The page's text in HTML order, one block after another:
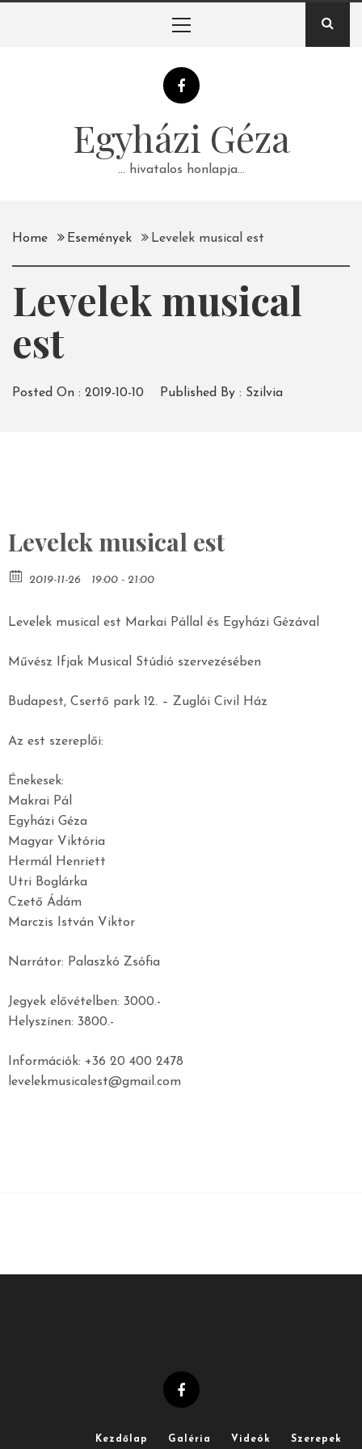
Egyházi Géza
… hivatalos honlapja…
Home Események Levelek musical est
Levelek musical
est
Posted On : 2019-10-10 Published By : Szilvia
Levelek musical est
2019-11-26 19:00 - 21:00
Levelek musical est Markai Pállal és Egyházi Gézával
Művész Ifjak Musical Stúdió szervezésében
Budapest, Csertő park 12. – Zuglói Civil Ház
Az est szereplői:
Énekesek:
Makrai Pál
Egyházi Géza
Magyar Viktória
Hermál Henriett
Utri Boglárka
Czető Ádám
Marczis István Viktor
Narrátor: Palaszkó Zsófia
Jegyek elővételben: 3000.-
Helyszínen: 3800.-
Információk: +36 20 400 2478
levelekmusicalest@gmail.com
Kezdőlap Galéria Videók Szerepek